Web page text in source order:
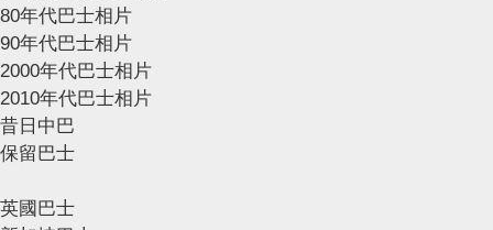
80年代巴士相片
90年代巴士相片
2000年代巴士相片
2010年代巴士相片
昔日中巴
保留巴士
英國巴士